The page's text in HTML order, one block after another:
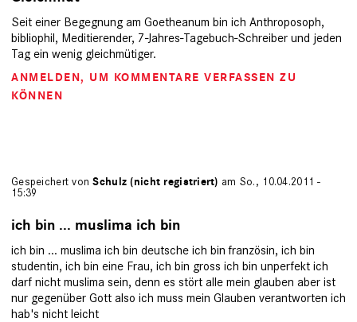
Seit einer Begegnung am Goetheanum bin ich Anthroposoph,
bibliophil, Meditierender, 7-Jahres-Tagebuch-Schreiber und jeden
Tag ein wenig gleichmütiger.
ANMELDEN, UM KOMMENTARE VERFASSEN ZU
KÖNNEN
Gespeichert vonSchulz (nicht registriert) am So., 10.04.2011 -
15:39
ich bin ... muslima ich bin
ich bin ... muslima ich bin deutsche ich bin französin, ich bin
studentin, ich bin eine Frau, ich bin gross ich bin unperfekt ich
darf nicht muslima sein, denn es stört alle mein glauben aber ist
nur gegenüber Gott also ich muss mein Glauben verantworten ich
hab's nicht leicht